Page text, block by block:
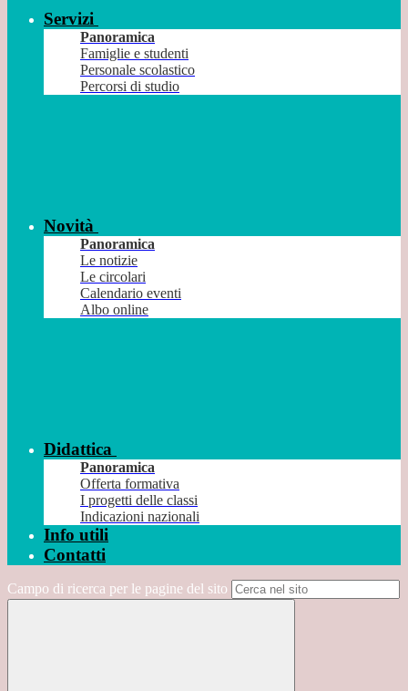
Servizi
Panoramica
Famiglie e studenti
Personale scolastico
Percorsi di studio
Novità
Panoramica
Le notizie
Le circolari
Calendario eventi
Albo online
Didattica
Panoramica
Offerta formativa
I progetti delle classi
Indicazioni nazionali
Info utili
Contatti
Campo di ricerca per le pagine del sito